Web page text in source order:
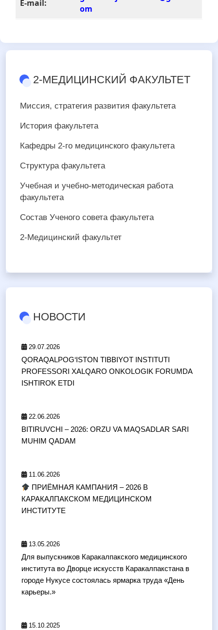
E-mail:
om
2-МЕДИЦИНСКИЙ ФАКУЛЬТЕТ
Миссия, стратегия развития факультета
История факультета
Кафедры 2-го медицинского факультета
Структура факультета
Учебная и учебно-методическая работа
факультета
Состав Ученого совета факультета
2-Медицинский факультет
НОВОСТИ
29.07.2026
QORAQALPOG‘ISTON TIBBIYOT INSTITUTI
PROFESSORI XALQARO ONKOLOGIK FORUMDA
ISHTIROK ETDI
22.06.2026
BITIRUVCHI – 2026: ORZU VA MAQSADLAR SARI
MUHIM QADAM
11.06.2026
ПРИЁМНАЯ КАМПАНИЯ – 2026 В
КАРАКАЛПАКСКОМ МЕДИЦИНСКОМ
ИНСТИТУТЕ
13.05.2026
Для выпускников Каракалпакского медицинского
института во Дворце искусств Каракалпакстана в
городе Нукусе состоялась ярмарка труда «День
карьеры.»
15.10.2025